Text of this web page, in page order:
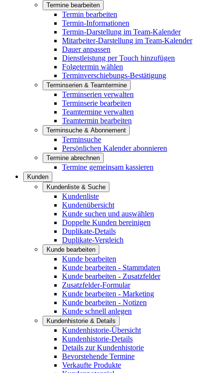
Termine bearbeiten
Termin bearbeiten
Termin-Informationen
Termin-Darstellung im Team-Kalender
Mitarbeiter-Darstellung im Team-Kalender
Dauer anpassen
Dienstleistung per Touch hinzufügen
Folgetermin wählen
Terminverschiebungs-Bestätigung
Terminserien & Teamtermine
Terminserien verwalten
Terminserie bearbeiten
Teamtermine verwalten
Teamtermin bearbeiten
Terminsuche & Abonnement
Terminsuche
Persönlichen Kalender abonnieren
Termine abrechnen
Termine gemeinsam kassieren
Kunden
Kundenliste & Suche
Kundenliste
Kundenübersicht
Kunde suchen und auswählen
Doppelte Kunden bereinigen
Duplikate-Details
Duplikate-Vergleich
Kunde bearbeiten
Kunde bearbeiten
Kunde bearbeiten - Stammdaten
Kunde bearbeiten - Zusatzfelder
Zusatzfelder-Formular
Kunde bearbeiten - Marketing
Kunde bearbeiten - Notizen
Kunde schnell anlegen
Kundenhistorie & Details
Kundenhistorie-Übersicht
Kundenhistorie-Details
Details zur Kundenhistorie
Bevorstehende Termine
Verkaufte Produkte